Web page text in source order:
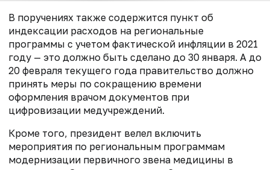
В поручениях также содержится пункт об
индексации расходов на региональные
программы с учетом фактической инфляции в 2021
году — это должно быть сделано до 30 января. А до
20 февраля текущего года правительство должно
принять меры по сокращению времени
оформления врачом документов при
цифровизации медучреждений.
Кроме того, президент велел включить
мероприятия по региональным программам
модернизации первичного звена медицины в